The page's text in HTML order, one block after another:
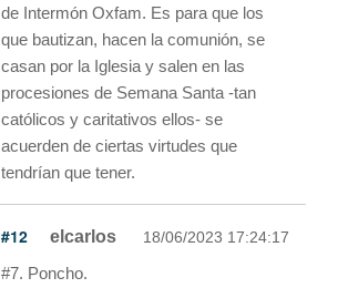
de Intermón Oxfam. Es para que los
que bautizan, hacen la comunión, se
casan por la Iglesia y salen en las
procesiones de Semana Santa -tan
católicos y caritativos ellos- se
acuerden de ciertas virtudes que
tendrían que tener.
#12 elcarlos 18/06/2023 17:24:17
#7. Poncho.